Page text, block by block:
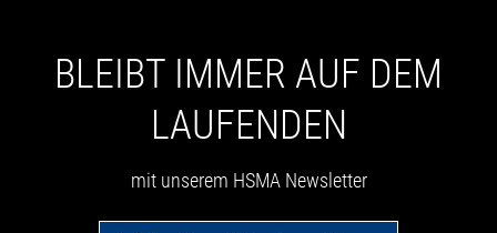
BLEIBT IMMER AUF DEM
LAUFENDEN
mit unserem HSMA Newsletter